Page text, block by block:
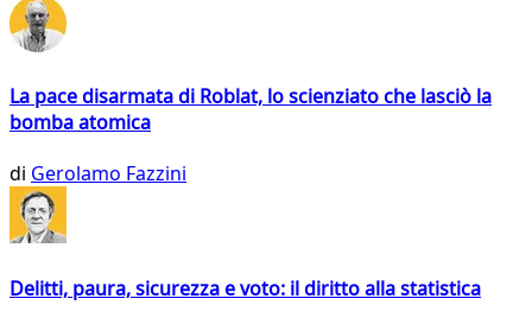
La pace disarmata di Roblat, lo scienziato che lasciò la
bomba atomica
di Gerolamo Fazzini
Delitti, paura, sicurezza e voto: il diritto alla statistica